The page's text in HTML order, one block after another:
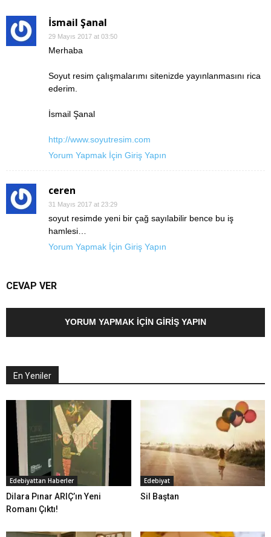
İsmail Şanal
29 Mayıs 2017 at 03:50
Merhaba
Soyut resim çalışmalarımı sitenizde yayınlanmasını rica
ederim.
İsmail Şanal
http://www.soyutresim.com
Yorum Yapmak İçin Giriş Yapın
ceren
31 Mayıs 2017 at 23:29
soyut resimde yeni bir çağ sayılabilir bence bu iş
hamlesi…
Yorum Yapmak İçin Giriş Yapın
CEVAP VER
YORUM YAPMAK İÇIN GIRIŞ YAPIN
En Yeniler
Edebiyattan Haberler
Dilara Pınar ARIÇ’ın Yeni
Romanı Çıktı!
Edebiyat
Sil Baştan